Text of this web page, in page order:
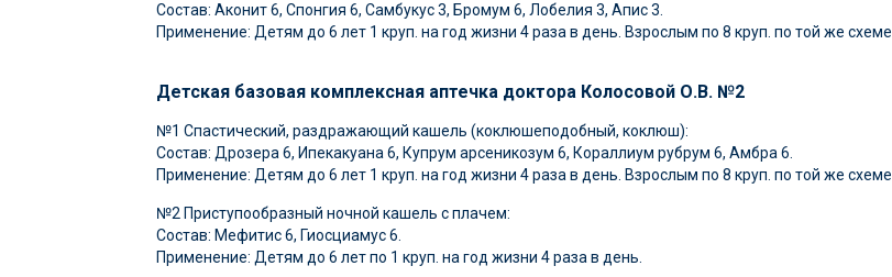
Состав: Аконит 6, Спонгия 6, Самбукус 3, Бромум 6, Лобелия 3, Апис 3.
Применение: Детям до 6 лет 1 круп. на год жизни 4 раза в день. Взрослым по 8 круп. по той же схеме.
Детская базовая комплексная аптечка доктора Колосовой О.В. №2
№1 Спастический, раздражающий кашель (коклюшеподобный, коклюш):
Состав: Дрозера 6, Ипекакуана 6, Купрум арсеникозум 6, Кораллиум рубрум 6, Амбра 6.
Применение: Детям до 6 лет 1 круп. на год жизни 4 раза в день. Взрослым по 8 круп. по той же схеме.
№2 Приступообразный ночной кашель с плачем:
Состав: Мефитис 6, Гиосциамус 6.
Применение: Детям до 6 лет по 1 круп. на год жизни 4 раза в день.